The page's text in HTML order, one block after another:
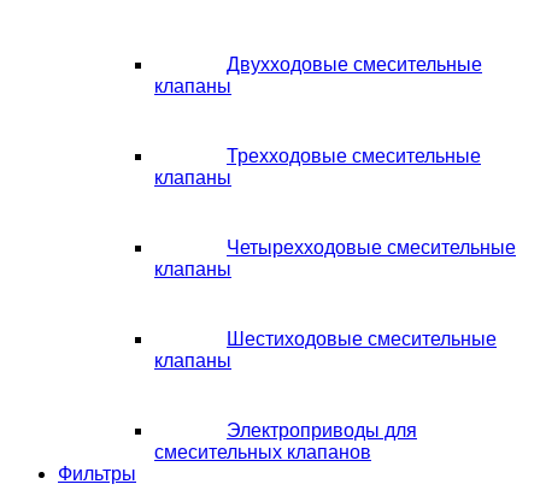
Двухходовые смесительные
клапаны
Трехходовые смесительные
клапаны
Четырехходовые смесительные
клапаны
Шестиходовые смесительные
клапаны
Электроприводы для
смесительных клапанов
Фильтры